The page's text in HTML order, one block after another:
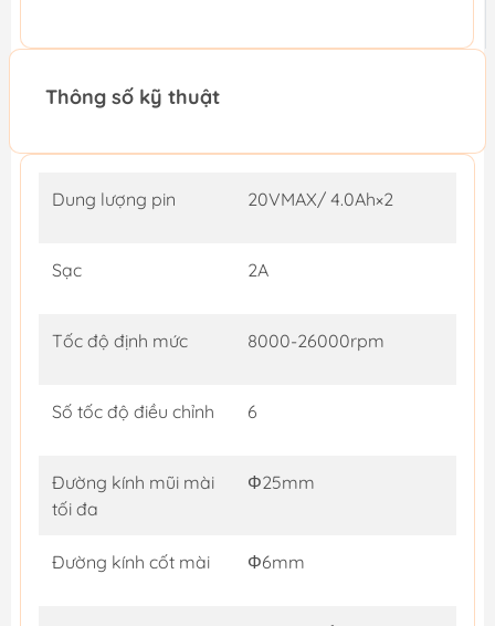
Thông số kỹ thuật
Dung lượng pin 20VMAX/ 4.0Ah×2
Sạc 2A
Tốc độ định mức 8000-26000rpm
Số tốc độ điều chỉnh 6
Đường kính mũi mài
tối đa
Φ25mm
Đường kính cốt mài Φ6mm